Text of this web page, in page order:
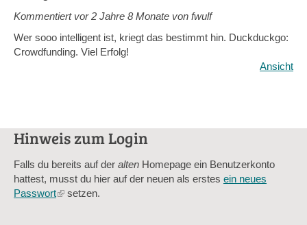
Kommentiert vor2 Jahre 8 Monate von fwulf
Wer sooo intelligent ist, kriegt das bestimmt hin. Duckduckgo:
Crowdfunding. Viel Erfolg!
Ansicht
Hinweis zum Login
Falls du bereits auf der alten Homepage ein Benutzerkonto
hattest, musst du hier auf der neuen als erstes ein neues
Passwort(linksetzen.